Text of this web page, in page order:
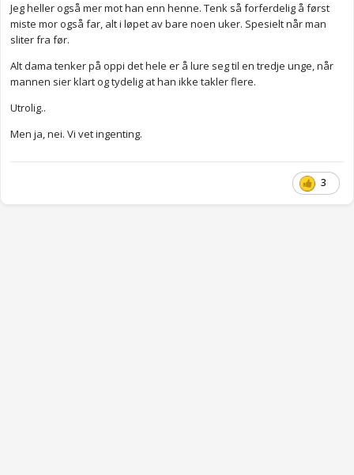
Jeg heller også mer mot han enn henne. Tenk så forferdelig å først
miste mor også far, alt i løpet av bare noen uker. Spesielt når man
sliter fra før.
Alt dama tenker på oppi det hele er å lure seg til en tredje unge, når
mannen sier klart og tydelig at han ikke takler flere.
Utrolig..
Men ja, nei. Vi vet ingenting.
3